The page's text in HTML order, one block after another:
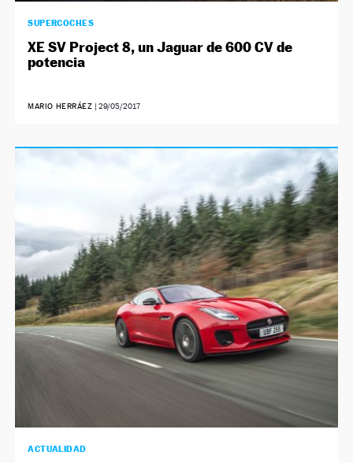
SUPERCOCHES
XE SV Project 8, un Jaguar de 600 CV de
potencia
MARIO HERRÁEZ |29/05/2017
ACTUALIDAD